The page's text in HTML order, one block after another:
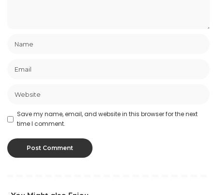
Save my name, email, and website in this browser for the next
time I comment.